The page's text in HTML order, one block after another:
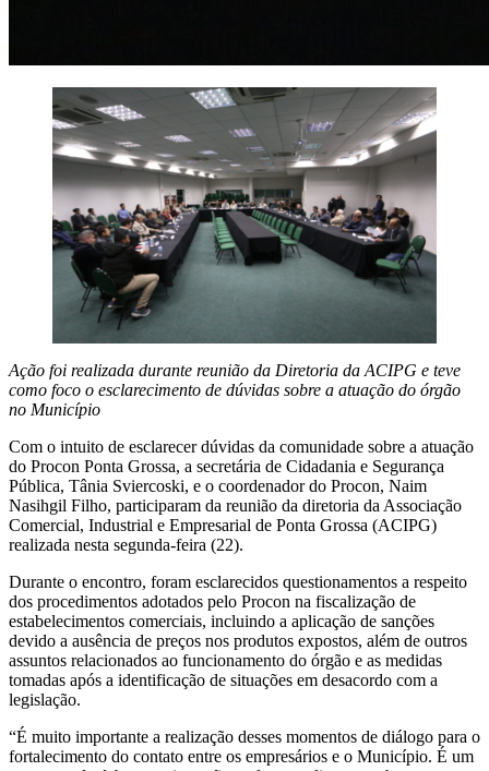
Ação foi realizada durante reunião da Diretoria da ACIPG e teve
como foco o esclarecimento de dúvidas sobre a atuação do órgão
no Município
Com o intuito de esclarecer dúvidas da comunidade sobre a atuação
do Procon Ponta Grossa, a secretária de Cidadania e Segurança
Pública, Tânia Sviercoski, e o coordenador do Procon, Naim
Nasihgil Filho, participaram da reunião da diretoria da Associação
Comercial, Industrial e Empresarial de Ponta Grossa (ACIPG)
realizada nesta segunda-feira (22).
Durante o encontro, foram esclarecidos questionamentos a respeito
dos procedimentos adotados pelo Procon na fiscalização de
estabelecimentos comerciais, incluindo a aplicação de sanções
devido a ausência de preços nos produtos expostos, além de outros
assuntos relacionados ao funcionamento do órgão e as medidas
tomadas após a identificação de situações em desacordo com a
legislação.
“É muito importante a realização desses momentos de diálogo para o
fortalecimento do contato entre os empresários e o Município. É um